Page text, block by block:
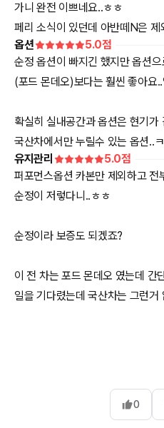
가니 완전 이쁘네요..ㅎㅎ
페리 소식이 있던데 아반떼N은 제
옵션
5.0점
순정 옵션이 빠지긴 했지만 옵션
(포드 몬데오)보다는 훨씬 좋아요
확실히 실내공간과 옵션은 현기가
국산차에서만 누릴수 있는 옵션..
유지관리
5.0점
퍼포먼스옵션 카본만 제외하고
순정이 저렇다니..ㅎㅎ
순정이라 보증도 되겠죠?
이 전 차는 포드 몬데오 였는데 간
일을 기다렸는데 국산차는 그런거
0